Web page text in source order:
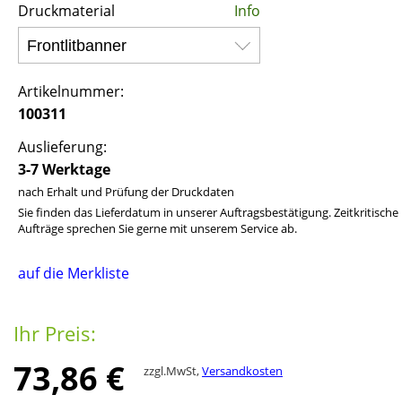
Druckmaterial Info
Artikelnummer:
100311
Auslieferung:
3-7 Werktage
nach Erhalt und Prüfung der Druckdaten
Sie finden das Lieferdatum in unserer Auftragsbestätigung. Zeitkritische
Aufträge sprechen Sie gerne mit unserem Service ab.
auf die Merkliste
Ihr Preis:
73,86 € zzgl.MwSt,Versandkosten